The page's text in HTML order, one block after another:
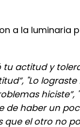
a la luminaria
tu actitud y
"Lo lograste
hiciste”,
de haber un
que el otro no